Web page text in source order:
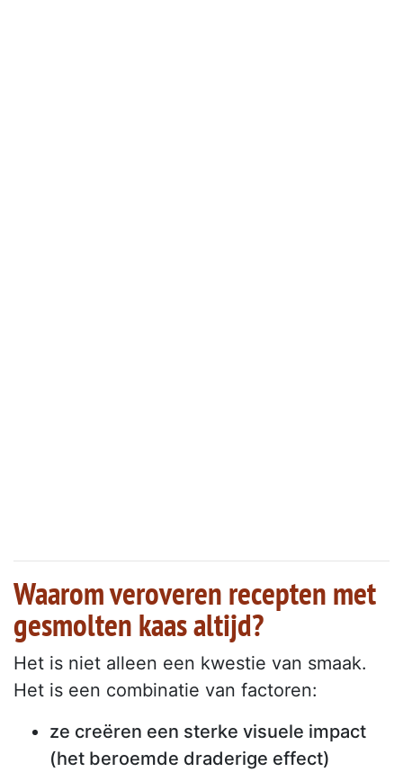
Waarom veroveren recepten met
gesmolten kaas altijd?
Het is niet alleen een kwestie van smaak.
Het is een combinatie van factoren:
ze creëren een sterke visuele impact
(het beroemde draderige effect)